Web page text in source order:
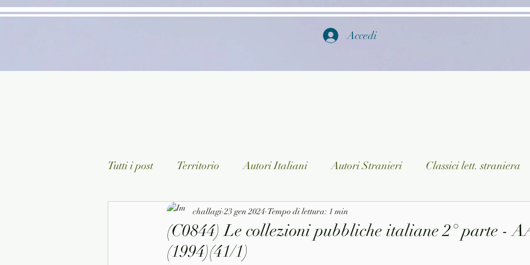
Accedi
Tutti i post Territorio Autori Italiani Autori Stranieri Classici lett. straniera
Classici lett. italiana Saggistica Ragazzi
Arte/Pittura Teatro/Poesia/Musica
(C0844) Le collezioni pubbliche italiane 2° parte -
(1994)(41/1)
challagi 23 gen 2024 Tempo di lettura: 1 min